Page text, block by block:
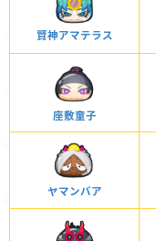
賢神アマテラス
座敷童子
ヤマンバア